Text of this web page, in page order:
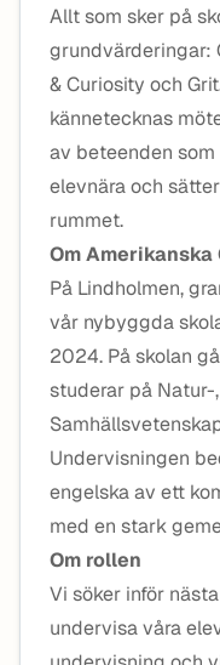
Allt som sker på
grundvärderingar:
& Curiosity och
kännetecknas
av beteenden
elevnära och
rummet.
Om
På Lindholmen,
vår nybyggda
2024. På skolan
studerar på Natur-
Undervisningen
engelska av ett
med en stark
Om rollen
Vi söker inför
undervisa våra